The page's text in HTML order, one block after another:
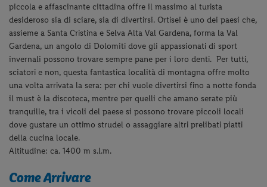
piccola e affascinante cittadina offre il massimo al turista
desideroso sia di sciare, sia di divertirsi. Ortisei è uno dei paesi che,
assieme a Santa Cristina e Selva Alta Val Gardena, forma la Val
Gardena, un angolo di Dolomiti dove gli appassionati di sport
invernali possono trovare sempre pane per i loro denti. Per tutti,
sciatori e non, questa fantastica località di montagna offre molto
una volta arrivata la sera: per chi vuole divertirsi fino a notte fonda
il must è la discoteca, mentre per quelli che amano serate più
tranquille, tra i vicoli del paese si possono trovare piccoli locali
dove gustare un ottimo strudel o assaggiare altri prelibati piatti
della cucina locale.
Altitudine: ca. 1400 m s.l.m.
Come Arrivare